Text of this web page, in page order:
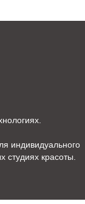
индивидуального
студиях красоты.